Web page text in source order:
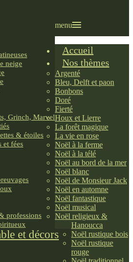
neige
Grinch, Marvel
& étoiles
et fées
professions
et décors
menu
Accueil
Nos thèmes
Argenté
Bleu, Delft et paon
Bonbons
Doré
Fierté
Houx et Lierre
La forêt magique
La vie en rose
Noël à la ferme
Noël à la télé
Noël au bord de la mer
Noël blanc
Noël de Monsieur Jack
Noël en automne
Noël fantastique
Noël musical
Noël religieux &
Hanoucca
Noël rustique bois
Noël rustique
rouge